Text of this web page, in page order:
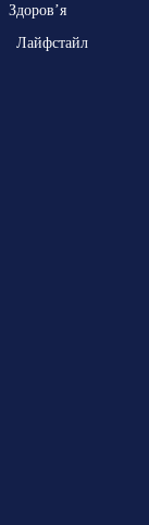
Здоровʼя
Лайфстайл